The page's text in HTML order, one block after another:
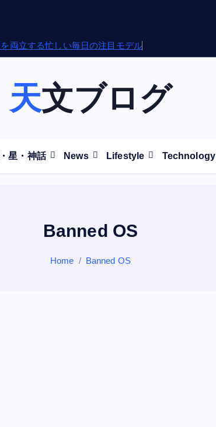
両立する忙しい毎日の注目モデル
天文ブログ
星・神話 News Lifestyle Technology
Banned OS
Home Banned OS